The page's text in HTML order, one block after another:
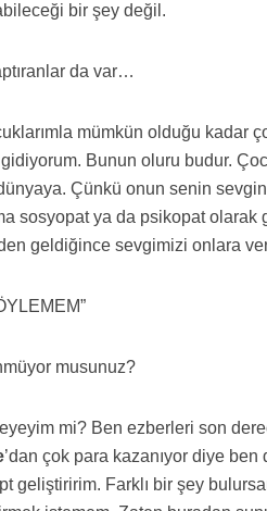
bir şey değil.
da var…
mümkün olduğu kadar
Bunun oluru budur.
Çünkü onun senin
sosyopat ya da psikopat olarak
geldiğince sevgimizi onlara
musunuz?
mi? Ben ezberleri son
’dan çok para kazanıyor diye ben
Farklı bir şey